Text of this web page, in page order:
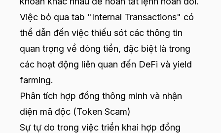
Việc bỏ qua tab "Internal Transactions" có
thể dẫn đến việc thiếu sót các thông tin
quan trọng về dòng tiền, đặc biệt là trong
các hoạt động liên quan đến DeFi và yield
farming.
Phân tích hợp đồng thông minh và nhận
diện mã độc (Token Scam)
Sự tự do trong việc triển khai hợp đồng